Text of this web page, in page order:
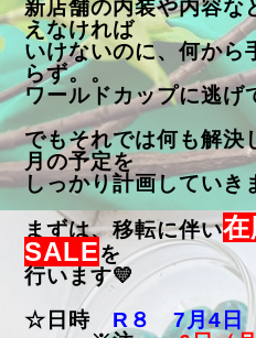
新店舗の内装や内容な
えなければ
いけないのに、何から
らず。。
ワールドカップに逃げ
でもそれでは何も解決
月の予定を
しっかり計画していき
まずは、移転に伴い
SALEを
行います💛
☆日時 R８ 7月4日